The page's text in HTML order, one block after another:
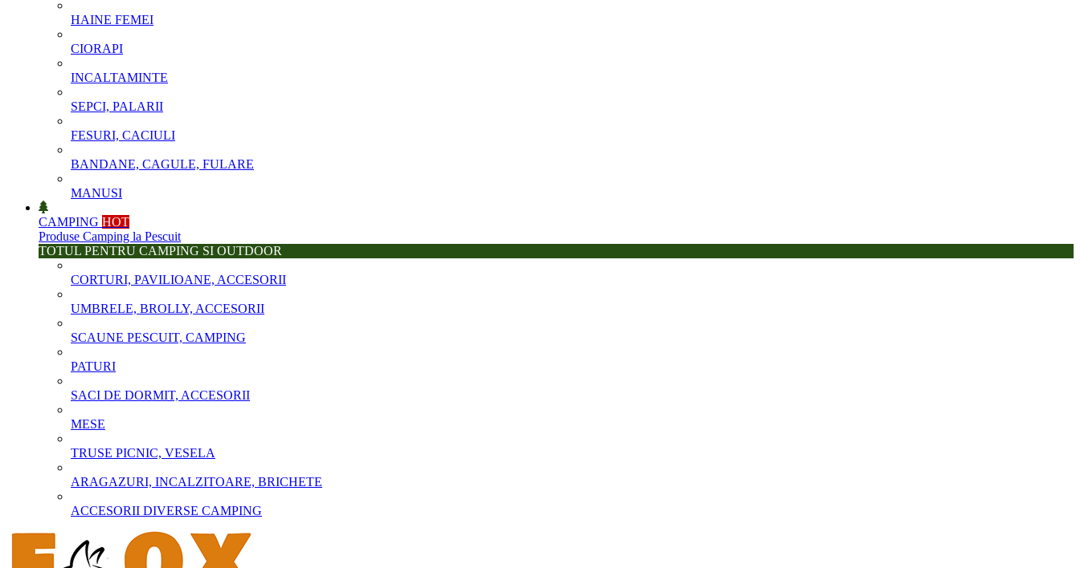
HAINE FEMEI
CIORAPI
INCALTAMINTE
SEPCI, PALARII
FESURI, CACIULI
BANDANE, CAGULE, FULARE
MANUSI
CAMPING HOT
Produse Camping la Pescuit
TOTUL PENTRU CAMPING SI OUTDOOR
CORTURI, PAVILIOANE, ACCESORII
UMBRELE, BROLLY, ACCESORII
SCAUNE PESCUIT, CAMPING
PATURI
SACI DE DORMIT, ACCESORII
MESE
TRUSE PICNIC, VESELA
ARAGAZURI, INCALZITOARE, BRICHETE
ACCESORII DIVERSE CAMPING